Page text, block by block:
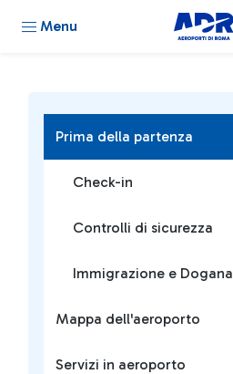
Menu
Prima della partenza
Check-in
Controlli di sicurezza
Immigrazione e Dogana
Mappa dell'aeroporto
Servizi in aeroporto